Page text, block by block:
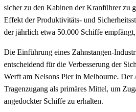
sicher zu den Kabinen der Kranführer zu
Effekt der Produktivitäts- und
der jährlich etwa 50.000 Schiffe
Die Einführung eines Zahnstangen-
entscheidend für die Verbesserung der
Werft am Nelsons Pier in Melbourne.
Tragenzugang als primäres Mittel, um
angedockter Schiffe zu erhalten.